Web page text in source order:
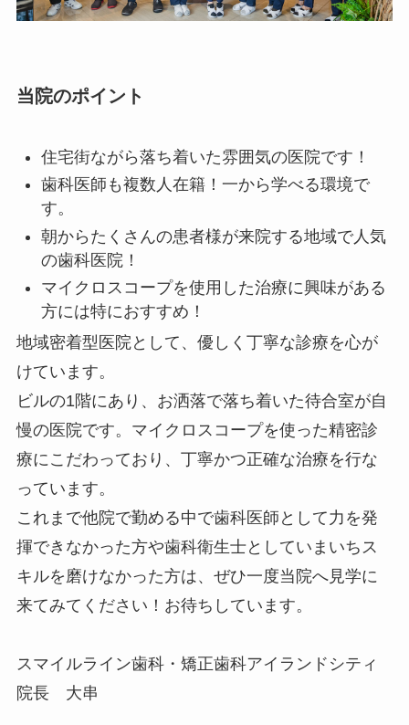
当院のポイント
住宅街ながら落ち着いた雰囲気の医院です！
歯科医師も複数人在籍！一から学べる環境で
す。
朝からたくさんの患者様が来院する地域で人気
の歯科医院！
マイクロスコープを使用した治療に興味がある
方には特におすすめ！
地域密着型医院として、優しく丁寧な診療を心が
けています。
ビルの1階にあり、お洒落で落ち着いた待合室が自
慢の医院です。マイクロスコープを使った精密診
療にこだわっており、丁寧かつ正確な治療を行な
っています。
これまで他院で勤める中で歯科医師として力を発
揮できなかった方や歯科衛生士としていまいちス
キルを磨けなかった方は、ぜひ一度当院へ見学に
来てみてください！お待ちしています。
スマイルライン歯科・矯正歯科アイランドシティ
院長 大串